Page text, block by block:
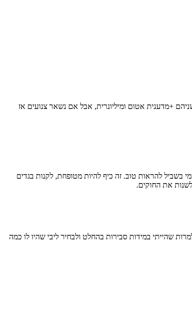
+מדענית אטום ומיליונרית, אבל אם נשאר צנועים אז
להראות טוב. זה כיף להיות מטופחת, לקנות בגדים
את החוקים.
שהייתי במידות סבירות בהחלט ולבחיר ליבי שהיו לו כמה